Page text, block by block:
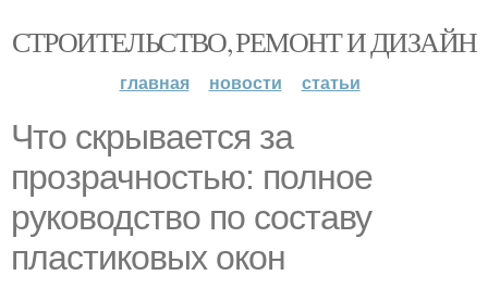
СТРОИТЕЛЬСТВО, РЕМОНТ И ДИЗАЙН
главная новости статьи
Что скрывается за
прозрачностью: полное
руководство по составу
пластиковых окон